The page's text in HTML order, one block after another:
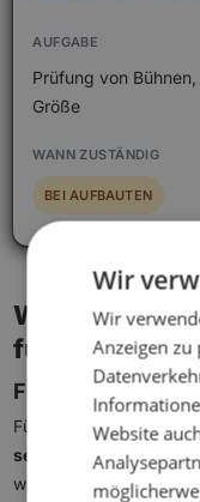
Prüfung von
Größe
BEI AUFBAUTEN
Wie beantragt
für ein
Fristen
Für ein privates
sechs bis acht Wochen
werden. Bei größeren
Wir
Wir
Anzeigen
Website